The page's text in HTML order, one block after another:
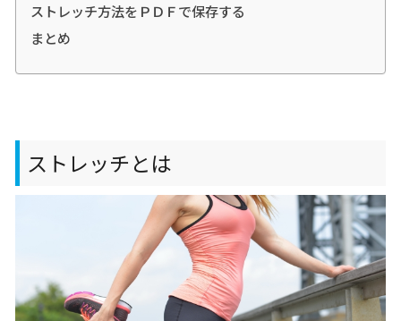
ストレッチ方法をＰＤＦで保存する
まとめ
ストレッチとは